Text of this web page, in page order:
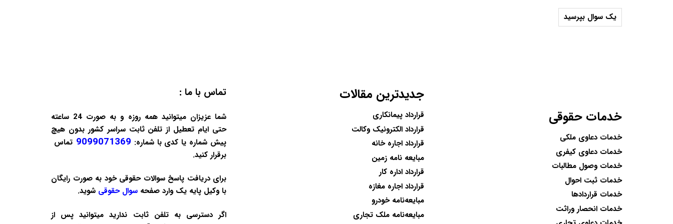
یک سوال بپرسید
خدمات حقوقی
خدمات دعاوی ملکی
خدمات دعاوی کیفری
خدمات وصول مطالبات
خدمات ثبت احوال
خدمات قراردادها
خدمات انحصار وراثت
جدیدترین مقالات
قرارداد پیمانکاری
قرارداد الکترونیک وکالت
قرارداد اجاره خانه
مبایعه نامه زمین
قرارداد اداره کار
قرارداد اجاره مغازه
مبایعه‌نامه خودرو
مبایعه‌نامه ملک تجاری
تماس با ما :
شما عزیزان میتوانید همه روزه و به صورت 24 ساعته
حتی ایام تعطیل از تلفن ثابت سراسر کشور بدون هیچ
پیش شماره یا کدی با شماره: 9099071369 تماس
برقرار کنید.
برای دریافت پاسخ سوالات حقوقی خود به صورت رایگان
با وکیل پایه یک وارد صفحه سوال حقوقی شوید.
اگر دسترسی به تلفن ثابت ندارید میتوانید پس از